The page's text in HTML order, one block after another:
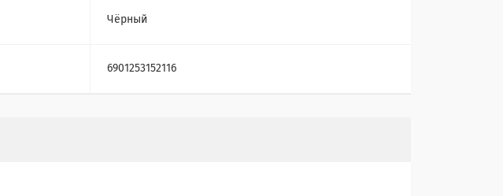
Чёрный
6901253152116